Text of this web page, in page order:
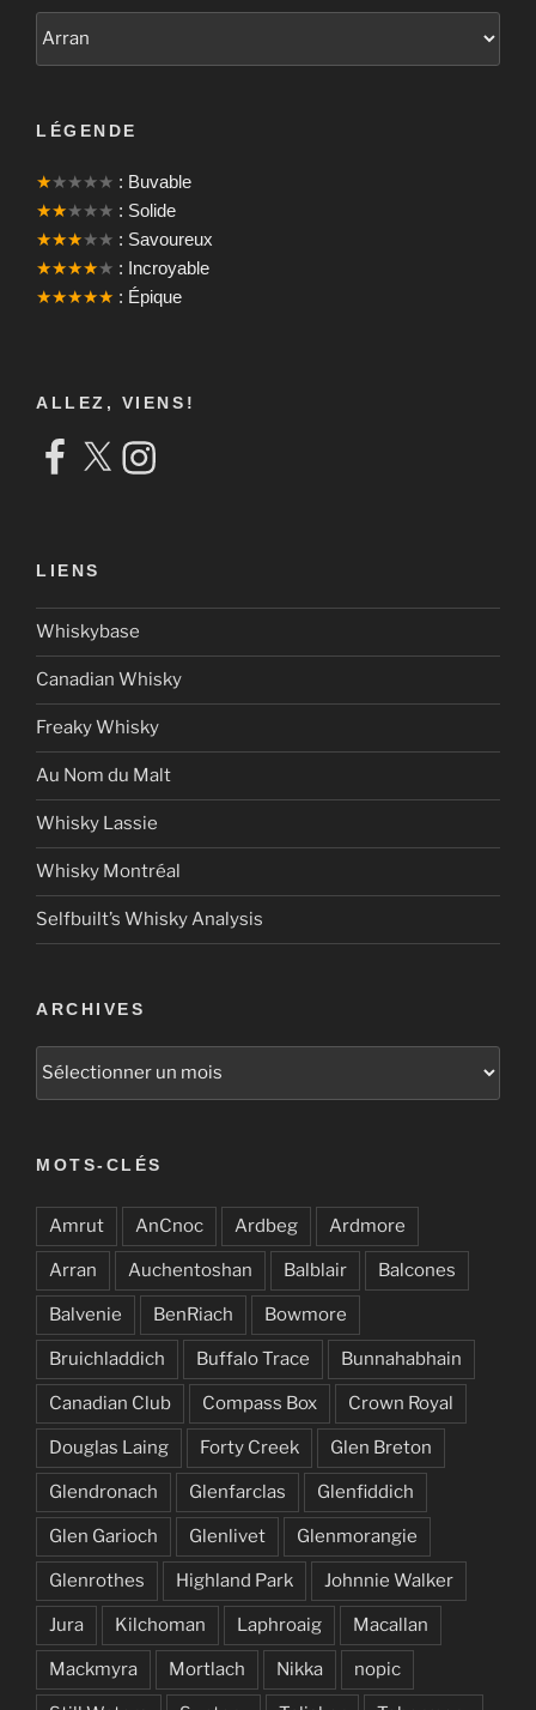
LÉGENDE
★★★★★ : Buvable
★★★★★ : Solide
★★★★★ : Savoureux
★★★★★ : Incroyable
★★★★★ : Épique
ALLEZ, VIENS!
Facebook
X Instagram
LIENS
Whiskybase
Canadian Whisky
Freaky Whisky
Au Nom du Malt
Whisky Lassie
Whisky Montréal
Selfbuilt’s Whisky Analysis
ARCHIVES
Archives
MOTS-CLÉS
Amrut AnCnoc Ardbeg Ardmore
Arran Auchentoshan Balblair Balcones
Balvenie BenRiach Bowmore
Bruichladdich Buffalo Trace Bunnahabhain
Canadian Club Compass Box Crown Royal
Douglas Laing Forty Creek Glen Breton
Glendronach Glenfarclas Glenfiddich
Glen Garioch Glenlivet Glenmorangie
Glenrothes Highland Park Johnnie Walker
Jura Kilchoman Laphroaig Macallan
Mackmyra Mortlach Nikka nopic